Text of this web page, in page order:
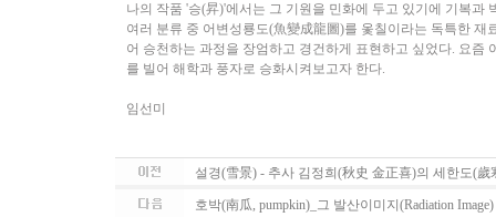
나의 작품 '승(昇)'에서는 그 기원을 민화에 두고 있기에 기복
여러 분류 중 어변성룡도(魚變成龍圖)를 옻칠이라는 독특한
어 승천하는 과정을 장엄하고 경건하게 표현하고 싶었다. 요
를 빌어 해학과 풍자로 승화시켜보고자 한다.
임선미
설경(雪景) - 추사 김정희(秋史 金正喜)의 세한도(歲
호박(南瓜, pumpkin)_그 발산이미지(Radiation Image)